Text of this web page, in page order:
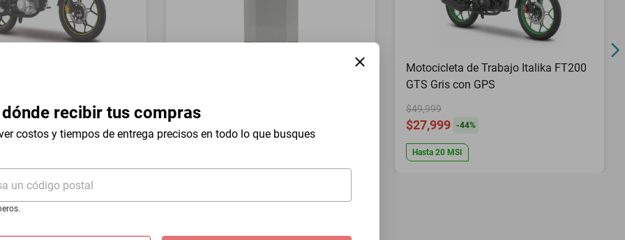
dónde recibir tus compras
costos y tiempos de entrega precisos en todo lo que busques
un código postal
$19,999
Motocicleta de Trabajo Italika FT200
GTS Gris con GPS
$49,999
$27,999 -44%
Hasta 20 MSI